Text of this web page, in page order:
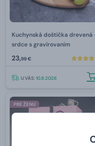
Kuchynská doštička drevená
srdce s gravírovaním
23,99 €
U VÁS:10.8.2026
PRE ŽENU